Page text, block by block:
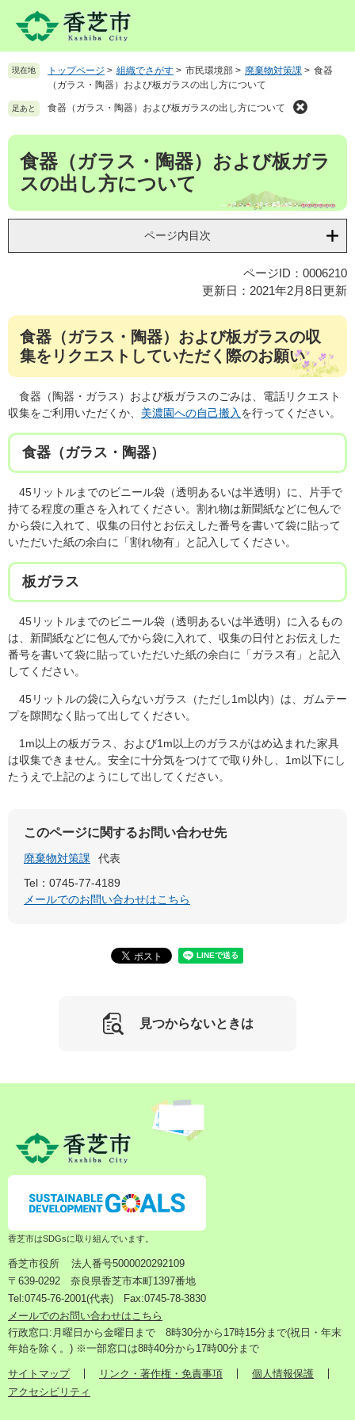
先
。
を
て
現在地 トップページ > 組織でさがす > 市民環境部 > 廃棄物対策課 > 食器
（ガラス・陶器）および板ガラスの出し方について
足あと 食器（ガラス・陶器）および板ガラスの出し方について
本
食器（ガラス・陶器）および板ガラ
スの出し方について
ページ内目次
ページID：0006210
更新日：2021年2月8日更新
食器（ガラス・陶器）および板ガラスの収
集をリクエストしていただく際のお願い
食器（陶器・ガラス）および板ガラスのごみは、電話リクエスト
収集をご利用いただくか、 美濃園への自己搬入 を行ってください。
食器（ガラス・陶器）
45リットルまでのビニール袋（透明あるいは半透明）に、片手で
持てる程度の重さを入れてください。割れ物は新聞紙などに包んで
から袋に入れて、収集の日付とお伝えした番号を書いて袋に貼って
いただいた紙の余白に「割れ物有」と記入してください。
板ガラス
45リットルまでのビニール袋（透明あるいは半透明）に入るもの
は、新聞紙などに包んでから袋に入れて、収集の日付とお伝えした
番号を書いて袋に貼っていただいた紙の余白に「ガラス有」と記入
してください。
45リットルの袋に入らないガラス（ただし1m以内）は、ガムテー
プを隙間なく貼って出してください。
1m以上の板ガラス、および1m以上のガラスがはめ込まれた家具
は収集できません。安全に十分気をつけてで取り外し、1m以下にし
たうえで上記のようにして出してください。
このページに関するお問い合わせ先
廃棄物対策課
代表
Tel：0745-77-4189
メールでのお問い合わせはこちら
見つからないときは
香芝市はSDGsに取り組んでいます。
香芝市役所
法人番号5000020292109
〒639-0292 奈良県香芝市本町1397番地
Tel:0745-76-2001(代表) Fax:0745-78-3830
メールでのお問い合わせはこちら
行政窓口:月曜日から金曜日まで 8時30分から17時15分まで(祝日・年末
年始を除く。) ※一部窓口は8時40分から17時00分まで
サイトマップ リンク・著作権・免責事項
個人情報保護
アクセシビリティ